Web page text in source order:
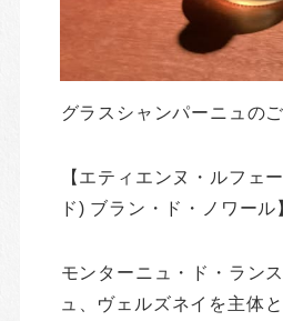
グラスシャンパーニュのご
【エティエンヌ・ルフェ
ド) ブラン・ド・ノワール
モンターニュ・ド・ラン
ュ、ヴェルズネイを主体と